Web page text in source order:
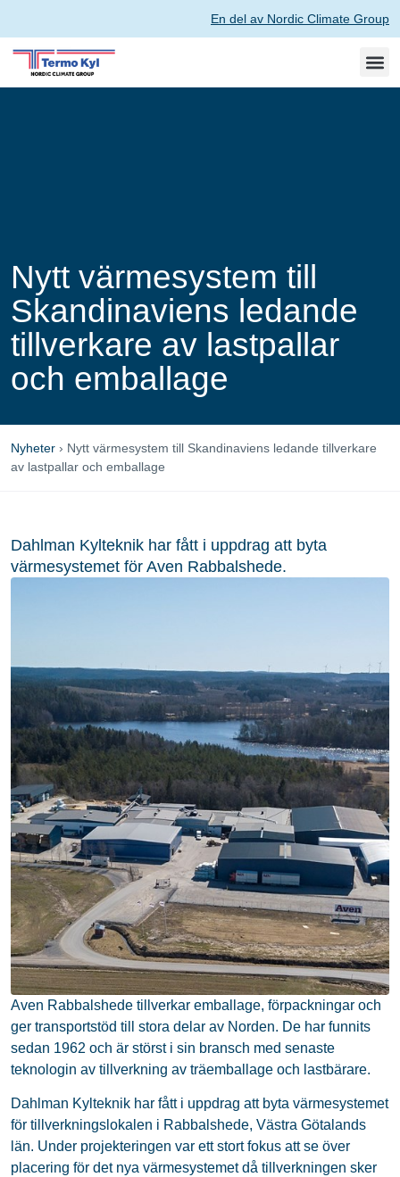
En del av Nordic Climate Group
Nytt värmesystem till
Skandinaviens ledande
tillverkare av lastpallar
och emballage
Nyheter › Nytt värmesystem till Skandinaviens ledande tillverkare
av lastpallar och emballage
Dahlman Kylteknik har fått i uppdrag att byta
värmesystemet för Aven Rabbalshede.
Aven Rabbalshede tillverkar emballage, förpackningar och
ger transportstöd till stora delar av Norden. De har funnits
sedan 1962 och är störst i sin bransch med senaste
teknologin av tillverkning av träemballage och lastbärare.
Dahlman Kylteknik har fått i uppdrag att byta värmesystemet
för tillverkningslokalen i Rabbalshede, Västra Götalands
län. Under projekteringen var ett stort fokus att se över
placering för det nya värmesystemet då tillverkningen sker